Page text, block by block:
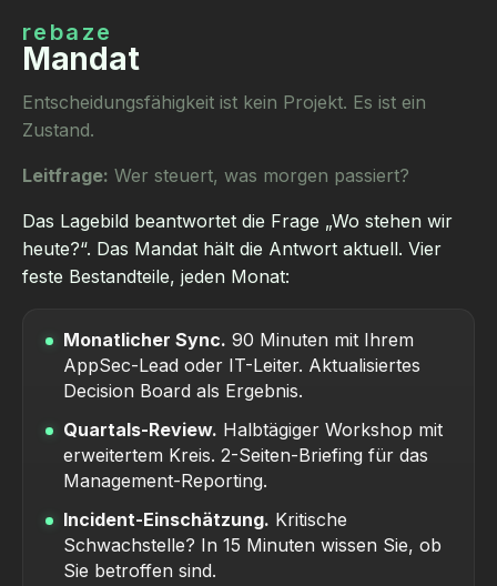
rebaze
Mandat
Entscheidungsfähigkeit ist kein Projekt. Es ist ein
Zustand.
Leitfrage: Wer steuert, was morgen passiert?
Das Lagebild beantwortet die Frage „Wo stehen wir
heute?“. Das Mandat hält die Antwort aktuell. Vier
feste Bestandteile, jeden Monat:
Monatlicher Sync. 90 Minuten mit Ihrem
AppSec-Lead oder IT-Leiter. Aktualisiertes
Decision Board als Ergebnis.
Quartals-Review. Halbtägiger Workshop mit
erweitertem Kreis. 2-Seiten-Briefing für das
Management-Reporting.
Incident-Einschätzung. Kritische
Schwachstelle? In 15 Minuten wissen Sie, ob
Sie betroffen sind.